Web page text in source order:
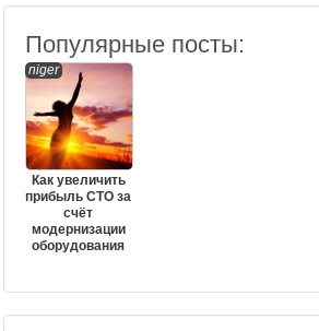
Популярные посты:
niger
Как увеличить
прибыль СТО за
счёт
модернизации
оборудования